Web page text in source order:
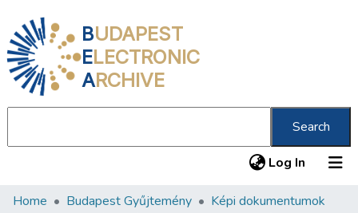
BUDAPEST
ELECTRONIC
ARCHIVE
Search
Log In (current)
Communities & Collections
Home Budapest Gyűjtemény
Képi dokumentumok